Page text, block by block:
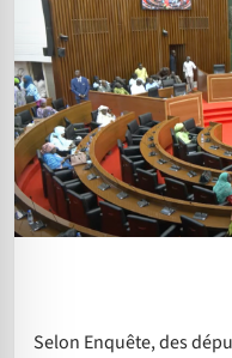
Selon Enquête, des